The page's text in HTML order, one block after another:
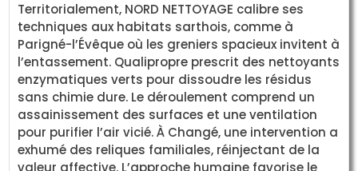
Territorialement, NORD NETTOYAGE calibre ses
techniques aux habitats sarthois, comme à
Parigné-l’Évêque où les greniers spacieux invitent à
l’entassement. Qualipropre prescrit des nettoyants
enzymatiques verts pour dissoudre les résidus
sans chimie dure. Le déroulement comprend un
assainissement des surfaces et une ventilation
pour purifier l’air vicié. À Changé, une intervention a
exhumé des reliques familiales, réinjectant de la